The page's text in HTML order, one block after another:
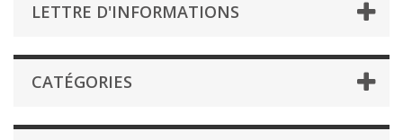
LETTRE D'INFORMATIONS
CATÉGORIES